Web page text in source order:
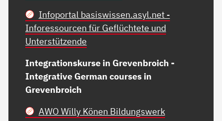
Infoportal basiswissen.asyl.net -
Inforessourcen für Geflüchtete und
Unterstützende
Integrationskurse in Grevenbroich -
Integrative German courses in
Grevenbroich
AWO Willy Könen Bildungswerk